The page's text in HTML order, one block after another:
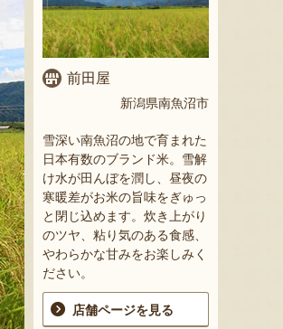
前田屋
新潟県南魚沼市
雪深い南魚沼の地で育まれた
日本有数のブランド米。雪解
け水が田んぼを潤し、昼夜の
寒暖差がお米の旨味をぎゅっ
と閉じ込めます。炊き上がり
のツヤ、粘り気のある食感、
やわらかな甘みをお楽しみく
ださい。
店舗ページを見る